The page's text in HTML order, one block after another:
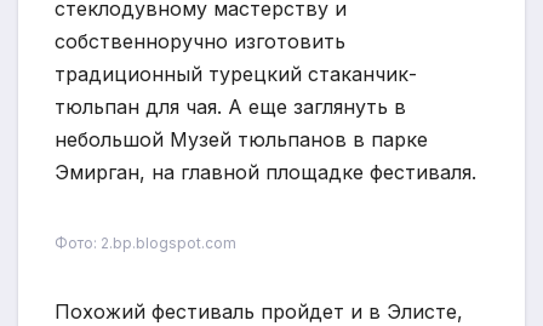
стеклодувному мастерству и
собственноручно изготовить
традиционный турецкий стаканчик-
тюльпан для чая. А еще заглянуть в
небольшой Музей тюльпанов в парке
Эмирган, на главной площадке фестиваля.
Фото: 2.bp.blogspot.com
Похожий фестиваль пройдет и в Элисте,